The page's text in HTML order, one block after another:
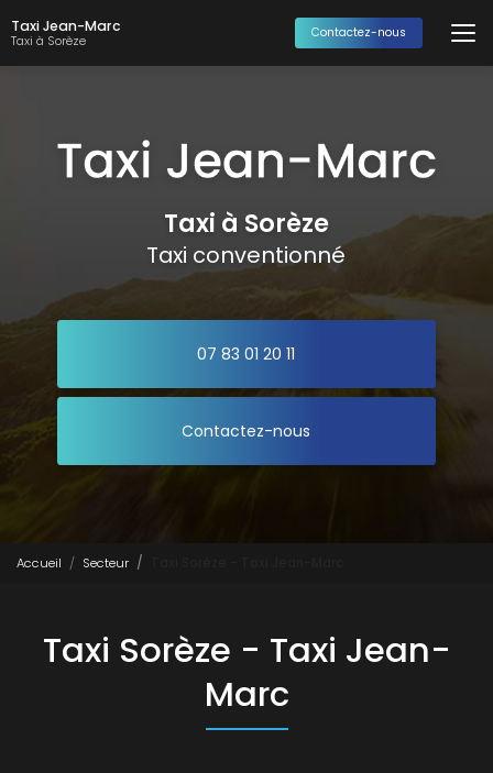
au
contenu
principal
Taxi Jean-Marc
Taxi à Sorèze Contactez-nous
Taxi à Sorèze
Taxi conventionné
07 83 01 20 11
Contactez-nous
Accueil Secteur
Taxi Sorèze - Taxi Jean-
Marc